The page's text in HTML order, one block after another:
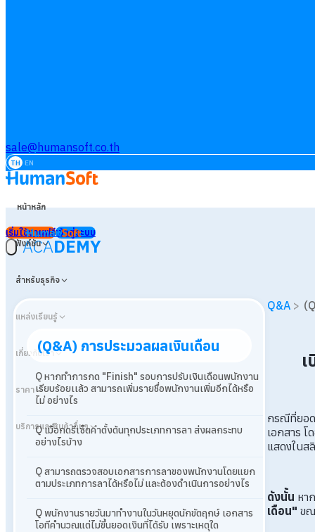
sale@humansoft.co.th
TH EN
หน้าหลัก
ฟังก์ชัน
สำหรับธุรกิจ
แหล่งเรียนรู้
เกี่ยวกับเรา
ราคา
บริการและสินค้าอื่นๆ
เริ่มใช้งานฟรีเข้าสู่ระบบ
ACADEMY
(Q&A) การประมวลผลเงินเดือน
Q หากทำการกด "Finish" รอบการปรับเงินเดือนพนักงาน
เรียบร้อยเเล้ว สามารถเพิ่มรายชื่อพนักงานเพิ่มอีกได้หรือ
ไม่ อย่างไร
Q เมื่อกดรีเซ็ตค่าตั้งต้นทุกประเภทการลา ส่งผลกระทบ
อย่างไรบ้าง
Q สามารถตรวจสอบเอกสารการลาของพนักงานโดยแยก
ตามประเภทการลาได้หรือไม่ และต้องดำเนินการอย่างไร
Q พนักงานรายวันมาทำงานในวันหยุดนักขัตฤกษ์ เอกสาร
โอทีคำนวณแต่ไม่ขึ้นยอดเงินที่ได้รับ เพราะเหตุใด
Q&A >
กรณีที่ยอด
เอกสาร
แสดงในส
ดังนั้น หา
เดือน" ขณ